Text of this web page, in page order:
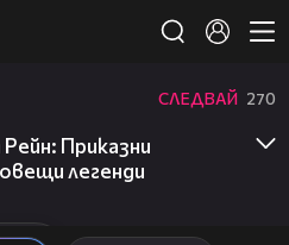
СЛЕДВАЙ 270
Приказни
легенди